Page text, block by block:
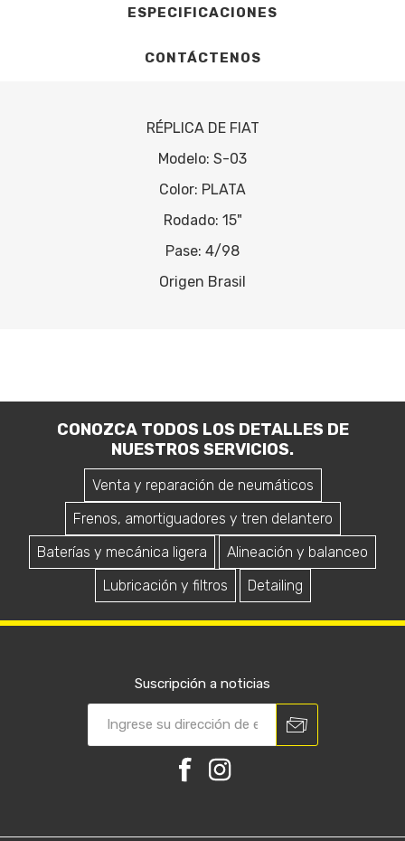
ESPECIFICACIONES
CONTÁCTENOS
RÉPLICA DE FIAT
Modelo: S-03
Color: PLATA
Rodado: 15"
Pase: 4/98
Origen Brasil
CONOZCA TODOS LOS DETALLES DE
NUESTROS SERVICIOS.
Venta y reparación de neumáticos
Frenos, amortiguadores y tren delantero
Baterías y mecánica ligera
Alineación y balanceo
Lubricación y filtros
Detailing
Suscripción a noticias